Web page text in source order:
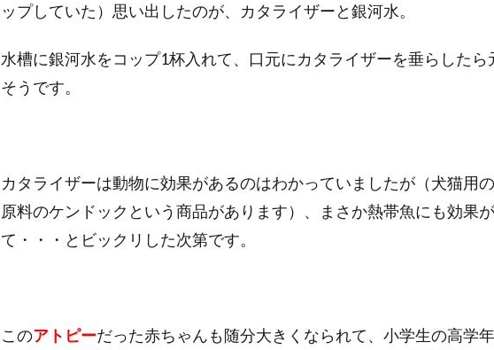
ップしていた）思い出したのが、カタライザーと銀河水。
水槽に銀河水をコップ1杯入れて、口元にカタライザーを垂らしたら
そうです。
カタライザーは動物に効果があるのはわかっていましたが（犬猫用
原料のケンドックという商品があります）、まさか熱帯魚にも効果
て・・・とビックリした次第です。
このアトピーだった赤ちゃんも随分大きくなられて、小学生の高学